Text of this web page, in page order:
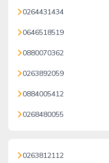
0264431434
0646518519
0880070362
0263892059
0884005412
0268480055
0263812112